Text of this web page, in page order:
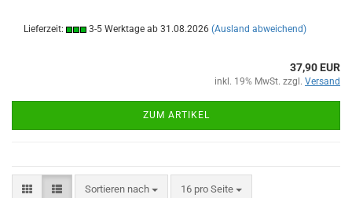
Lieferzeit: 3-5 Werktage ab 31.08.2026 (Ausland abweichend)
37,90 EUR
inkl. 19% MwSt. zzgl. Versand
ZUM ARTIKEL
Sortieren nach
Sortieren nach 16 pro Seite
pro Seite